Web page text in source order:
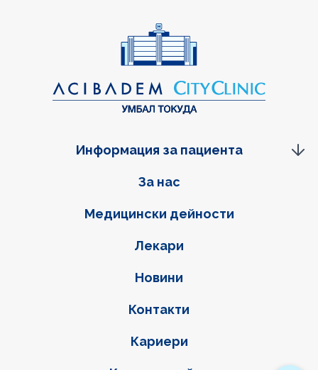
Фуутер навигация
За нас
Медицински дейности
Лекари
Новини
Контакти
Кариери
Информация за пациента